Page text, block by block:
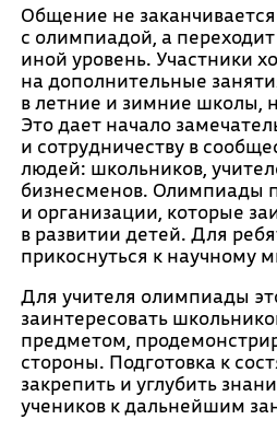
Общение не
с олимпиадой, а
иной уровень. Участники
на дополнительные
в летние и зимние школы,
Это дает начало
и сотрудничеству в
людей: школьников,
бизнесменов. Олимпиады
и организации, которые
в развитии детей. Для
прикоснуться к научному
Для учителя олимпиады
заинтересовать
предметом,
стороны. Подготовка к
закрепить и углубить
учеников к дальнейшим